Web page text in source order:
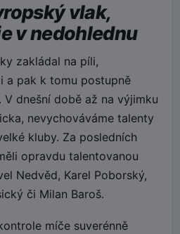
vlak,
v nedohlednu
zakládal na píli,
a pak k tomu postupně
dnešní době až na výjimku
nevychováváme talenty
kluby. Za posledních
opravdu talentovanou
Nedvěd, Karel Poborský,
či Milan Baroš.
míče suverénně